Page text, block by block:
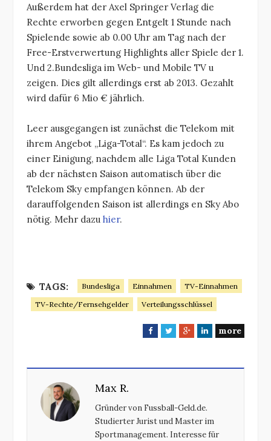
Außerdem hat der Axel Springer Verlag die
Rechte erworben gegen Entgelt 1 Stunde nach
Spielende sowie ab 0.00 Uhr am Tag nach der
Free-Erstverwertung Highlights aller Spiele der 1.
Und 2.Bundesliga im Web- und Mobile TV u
zeigen. Dies gilt allerdings erst ab 2013. Gezahlt
wird dafür 6 Mio € jährlich.
Leer ausgegangen ist zunächst die Telekom mit
ihrem Angebot „Liga-Total“. Es kam jedoch zu
einer Einigung, nachdem alle Liga Total Kunden
ab der nächsten Saison automatisch über die
Telekom Sky empfangen können. Ab der
darauffolgenden Saison ist allerdings en Sky Abo
nötig. Mehr dazu hier.
TAGS: Bundesliga Einnahmen
TV-Einnahmen
TV-Rechte/Fernsehgelder
Verteilungsschlüssel
F
T
G
L
more
Max R.
Gründer von Fussball-Geld.de.
Studierter Jurist und Master im
Sportmanagement. Interesse für